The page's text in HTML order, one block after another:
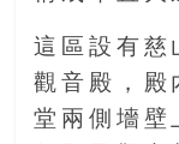
這區設有慈
觀音殿，殿
堂兩側墻壁